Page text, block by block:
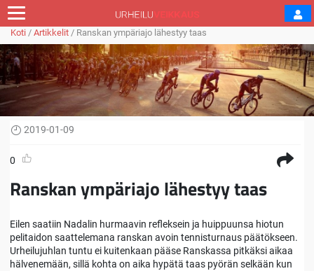
Koti / Artikkelit / Ranskan ympäriajo lähestyy taas
2019-01-09
0
Ranskan ympäriajo lähestyy taas
Eilen saatiin Nadalin hurmaavin refleksein ja huippuunsa hiotun
pelitaidon saattelemana ranskan avoin tennisturnaus päätökseen.
Urheilujuhlan tuntu ei kuitenkaan pääse Ranskassa pitkäksi aikaa
hälvenemään, sillä kohta on aika hypätä taas pyörän selkään kun